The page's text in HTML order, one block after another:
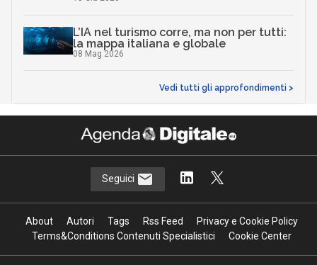
L’IA nel turismo corre, ma non per tutti:
la mappa italiana e globale
08 Mag 2026
Vedi tutti gli approfondimenti >
Seguici
About Autori Tags Rss Feed
Privacy e Cookie Policy
Terms&Conditions Contenuti Specialistici
Cookie Center